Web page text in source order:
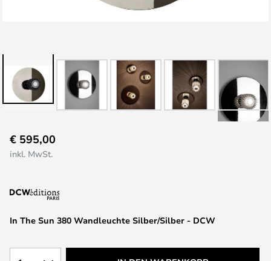
Anfang
der
springen
In The Sun 380 Wandleuchte Silber/Silber - DCW
€ 595,00
inkl. MwSt.